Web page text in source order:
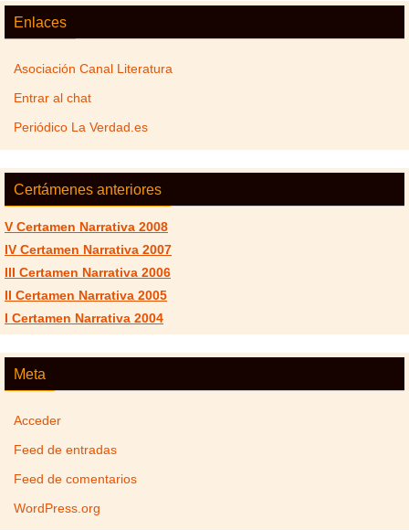
Enlaces
Asociación Canal Literatura
Entrar al chat
Periódico La Verdad.es
Certámenes anteriores
V Certamen Narrativa 2008
IV Certamen Narrativa 2007
III Certamen Narrativa 2006
II Certamen Narrativa 2005
I Certamen Narrativa 2004
Meta
Acceder
Feed de entradas
Feed de comentarios
WordPress.org